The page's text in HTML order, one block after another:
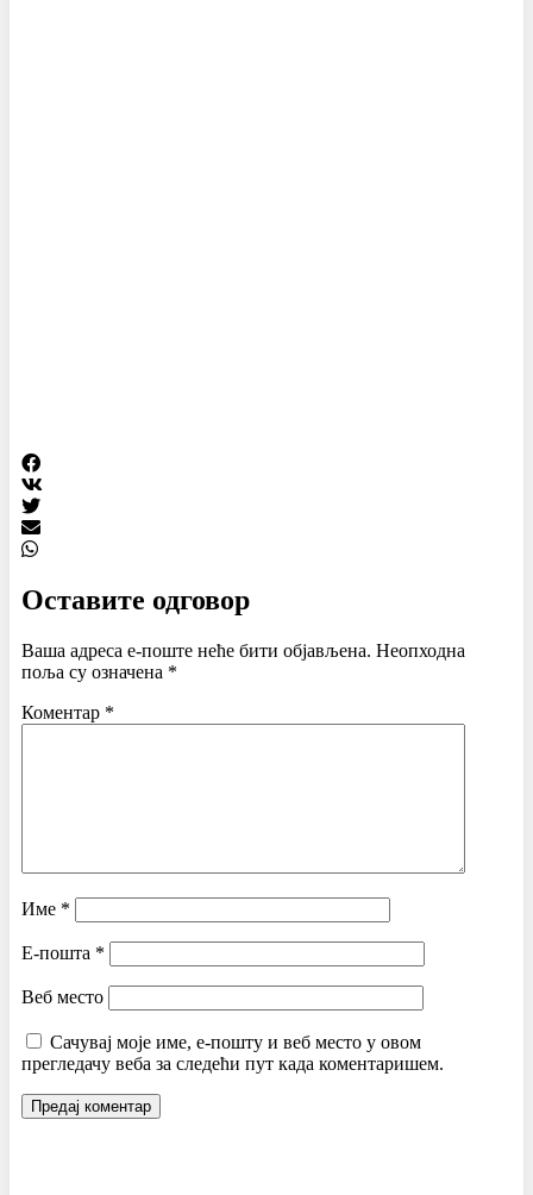
Оставите одговор
Ваша адреса е-поште неће бити објављена. Неопходна
поља су означена *
Коментар *
Име *
Е-пошта *
Веб место
Сачувај моје име, е-пошту и веб место у овом
прегледачу веба за следећи пут када коментаришем.